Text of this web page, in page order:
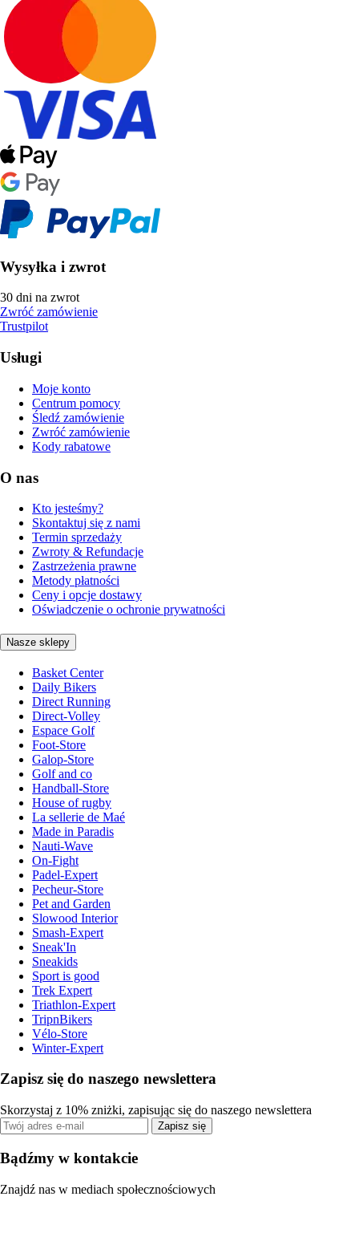
Wysyłka i zwrot
30 dni na zwrot
Zwróć zamówienie
Trustpilot
Usługi
Moje konto
Centrum pomocy
Śledź zamówienie
Zwróć zamówienie
Kody rabatowe
O nas
Kto jesteśmy?
Skontaktuj się z nami
Termin sprzedaży
Zwroty & Refundacje
Zastrzeżenia prawne
Metody płatności
Ceny i opcje dostawy
Oświadczenie o ochronie prywatności
Nasze sklepy
Basket Center
Daily Bikers
Direct Running
Direct-Volley
Espace Golf
Foot-Store
Galop-Store
Golf and co
Handball-Store
House of rugby
La sellerie de Maé
Made in Paradis
Nauti-Wave
On-Fight
Padel-Expert
Pecheur-Store
Pet and Garden
Slowood Interior
Smash-Expert
Sneak'In
Sneakids
Sport is good
Trek Expert
Triathlon-Expert
TripnBikers
Vélo-Store
Winter-Expert
Zapisz się do naszego newslettera
Skorzystaj z 10% zniżki, zapisując się do naszego newslettera
Zapisz się
Bądźmy w kontakcie
Znajdź nas w mediach społecznościowych